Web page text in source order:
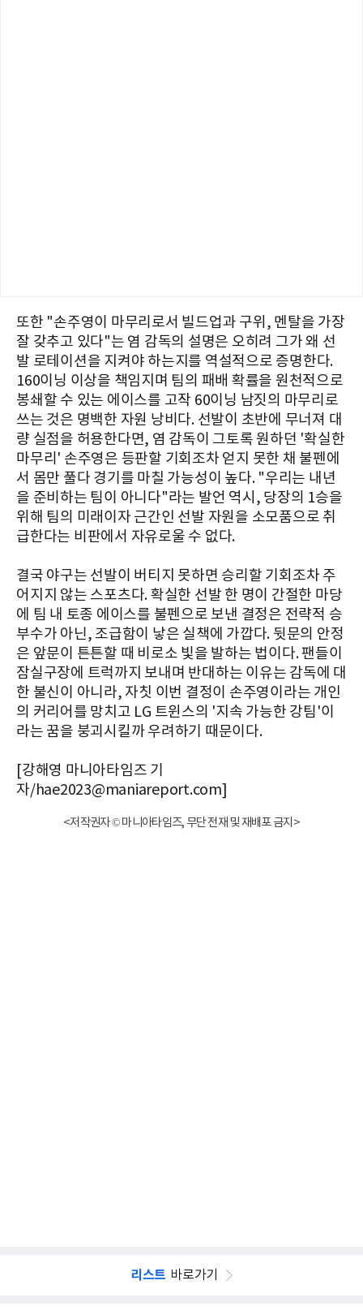
또한 "손주영이 마무리로서 빌드업과 구위, 멘탈을 가장
잘 갖추고 있다"는 염 감독의 설명은 오히려 그가 왜 선
발 로테이션을 지켜야 하는지를 역설적으로 증명한다.
160이닝 이상을 책임지며 팀의 패배 확률을 원천적으로
봉쇄할 수 있는 에이스를 고작 60이닝 남짓의 마무리로
쓰는 것은 명백한 자원 낭비다. 선발이 초반에 무너져 대
량 실점을 허용한다면, 염 감독이 그토록 원하던 '확실한
마무리' 손주영은 등판할 기회조차 얻지 못한 채 불펜에
서 몸만 풀다 경기를 마칠 가능성이 높다. "우리는 내년
을 준비하는 팀이 아니다"라는 발언 역시, 당장의 1승을
위해 팀의 미래이자 근간인 선발 자원을 소모품으로 취
급한다는 비판에서 자유로울 수 없다.
결국 야구는 선발이 버티지 못하면 승리할 기회조차 주
어지지 않는 스포츠다. 확실한 선발 한 명이 간절한 마당
에 팀 내 토종 에이스를 불펜으로 보낸 결정은 전략적 승
부수가 아닌, 조급함이 낳은 실책에 가깝다. 뒷문의 안정
은 앞문이 튼튼할 때 비로소 빛을 발하는 법이다. 팬들이
잠실구장에 트럭까지 보내며 반대하는 이유는 감독에 대
한 불신이 아니라, 자칫 이번 결정이 손주영이라는 개인
의 커리어를 망치고 LG 트윈스의 '지속 가능한 강팀'이
라는 꿈을 붕괴시킬까 우려하기 때문이다.
[강해영 마니아타임즈 기
자/hae2023@maniareport.com]
<저작권자 © 마니아타임즈, 무단 전재 및 재배포 금지>
리스트 바로가기